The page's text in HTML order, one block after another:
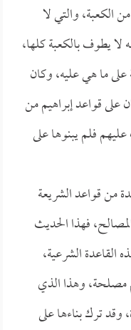
الكعبة، والتي لا
يطوف بالكعبة كلها،
ما هي عليه، وكان
على قواعد إبراهيم من
فلم يبنوها على
من قواعد الشريعة
فهذا الحديث
القاعدة الشرعية،
مصلحة، وهذا الذي
ترك بناءها على